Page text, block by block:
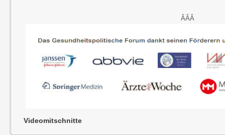
ÂÂÂ
Videomitschnitte